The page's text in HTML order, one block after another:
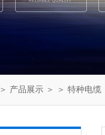
＞ 产品展示 ＞ ＞ 特种电缆